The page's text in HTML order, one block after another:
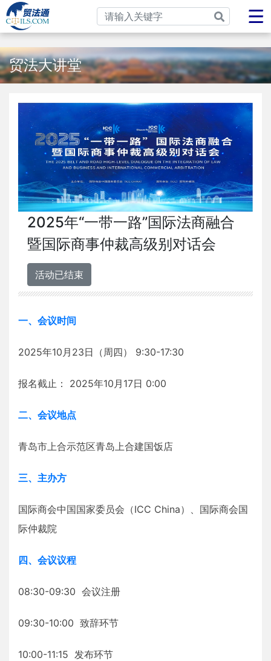
贸法大讲堂
2025年“一带一路”国际法商融合
暨国际商事仲裁高级别对话会
活动已结束
一、会议时间
2025年10月23日（周四） 9:30-17:30
报名截止： 2025年10月17日 0:00
二、会议地点
青岛市上合示范区青岛上合建国饭店
三、主办方
国际商会中国国家委员会（ICC China）、国际商会国
际仲裁院
四、会议议程
08:30-09:30 会议注册
09:30-10:00 致辞环节
10:00-11:15 发布环节